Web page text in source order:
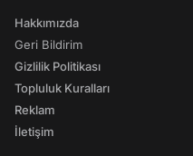
Hakkımızda
Geri Bildirim
Gizlilik Politikası
Topluluk Kuralları
Reklam
İletişim